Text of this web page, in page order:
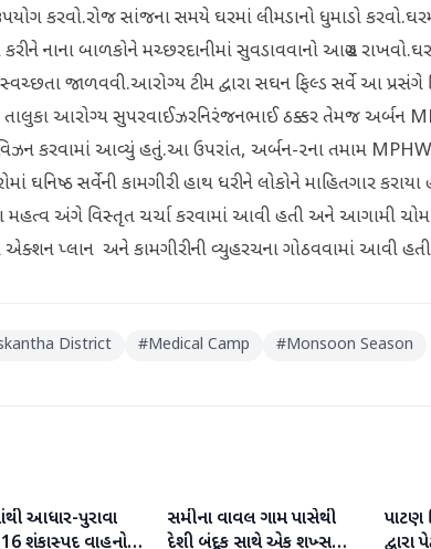
કરવો.​રોજ સાંજના સમયે ઘરમાં લીમડાનો ધુમાડો
નાના બાળકોને મચ્છરદાનીમાં સુવડાવવાનો આગ્રહ
જાળવવી.​આરોગ્ય ટીમ દ્વારા સઘન ફિલ્ડ સર્વે ​આ
આરોગ્ય સુપરવાઈઝરનિરંજનભાઈ ઠક્કર તેમજ અર્બન
કરવામાં આવ્યું હતું.​આ ઉપરાંત, અર્બન-૨ના તમામ
ઘનિષ્ઠ સર્વેની કામગીરી હાથ ધરીને લોકોને માહિતગાર કરાયા
મહત્વ અંગે વિસ્તૃત ચર્ચા કરવામાં આવી હતી અને આગામી
એક્શન પ્લાન અને કામગીરીની વ્યુહરચના ગોઠવવામાં આવી
District #Medical Camp #Monsoon Season
આધાર-પુરાવા
પાટણ
સમીના વાવલ ગામ પાસેથી
પાટણ
પાટણ